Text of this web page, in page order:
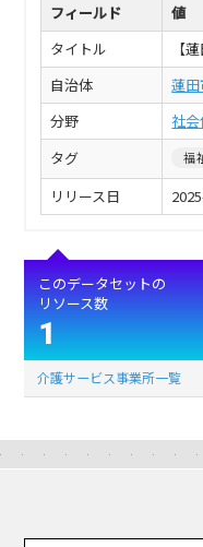
フィールド
値
タイトル
【
自治体
蓮
分野
社
タグ
福
リリース日
このデータセットの
リソース数
1
介護サービス事業所一覧